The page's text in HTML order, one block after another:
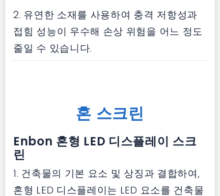
2. 유연한 소재를 사용하여 충격 저항성과
접힘 성능이 우수해 손상 위험을 어느 정도
줄일 수 있습니다.
혼 스크린
Enbon 혼형 LED 디스플레이 스크
린
1. 건축물의 기본 요소 및 상징과 결합하여,
혼형 LED 디스플레이는 LED 요소를 건축물